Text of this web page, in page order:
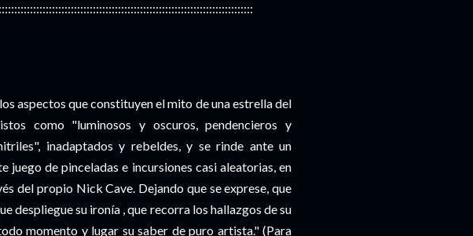
aspectos que constituyen el mito de una estrella del
como "luminosos y oscuros, pendencieros y
inadaptados y rebeldes, y se rinde ante un
de pinceladas e incursiones casi aleatorias, en
del propio Nick Cave. Dejando que se exprese, que
despliegue su ironía , que recorra los hallazgos de su
momento y lugar su saber de puro artista." (Para